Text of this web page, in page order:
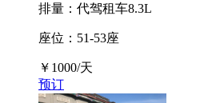
排量：代驾租车8.3L
座位：51-53座
￥ 1000/天
预订